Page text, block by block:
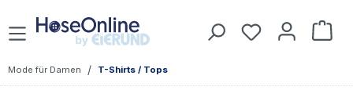
Zum Hauptinhalt springen Du hast 0
Mode für Damen / T-Shirts / Tops